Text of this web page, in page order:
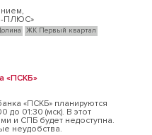
ПЛЮС»
ЖК Первый квартал
«ПСКБ»
«ПСКБ» планируются
до 01:30 (мск). В этот
и СПБ будет недоступна.
неудобства.